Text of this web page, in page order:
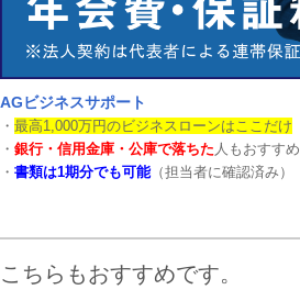
AGビジネスサポート
・ 最高1,000万円のビジネスローンはここだけ
・ 銀行・信用金庫・公庫で落ちた 人もおすすめ
・ 書類は1期分でも可能（担当者に確認済み）
こちらもおすすめです。